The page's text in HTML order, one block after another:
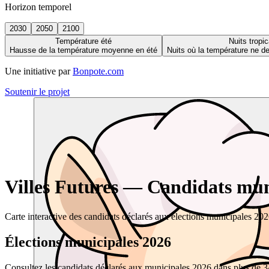
Horizon temporel
2030 2050
2100
Température été
Hausse de la température moyenne en été
Nuits
Nuits où la température ne
Une initiative par Bonpote.com
Soutenir le projet
Villes Futures — Candidats
Carte interactive des candidats déclarés aux élections municipales
Élections municipales 2026